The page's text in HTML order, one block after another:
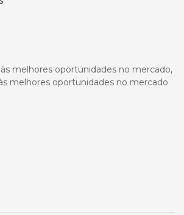
melhores oportunidades no mercado,
melhores oportunidades no mercado